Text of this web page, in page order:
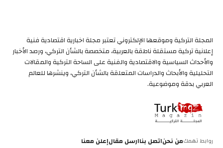
المجلة التركية وموقعها الإلكتروني تعتبر مجلة اخبارية اقتصادية فنية
إعلانية تركية مستقلة ناطقة بالعربية، متخصصة بالشأن التركي، ورصد الأخبار
والأحداث السياسية والاقتصادية والفنية على الساحة التركية والمقالات
التحليلية والأبحاث والدراسات المتعلقة بالشأن التركي، وينشرها للعالم
العربي بدقة وموضوعية.
روابط تهمكمن نحناتصل بناارسل مقالإعلن معنا